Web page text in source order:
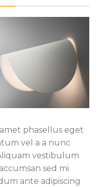
phasellus eget
vel a a nunc
vestibulum
sed mi
ante adipiscing